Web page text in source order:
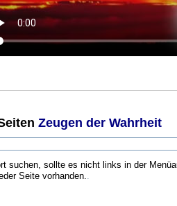
Zeugen der Wahrheit
suchen, sollte es nicht links in der
Seite vorhanden.